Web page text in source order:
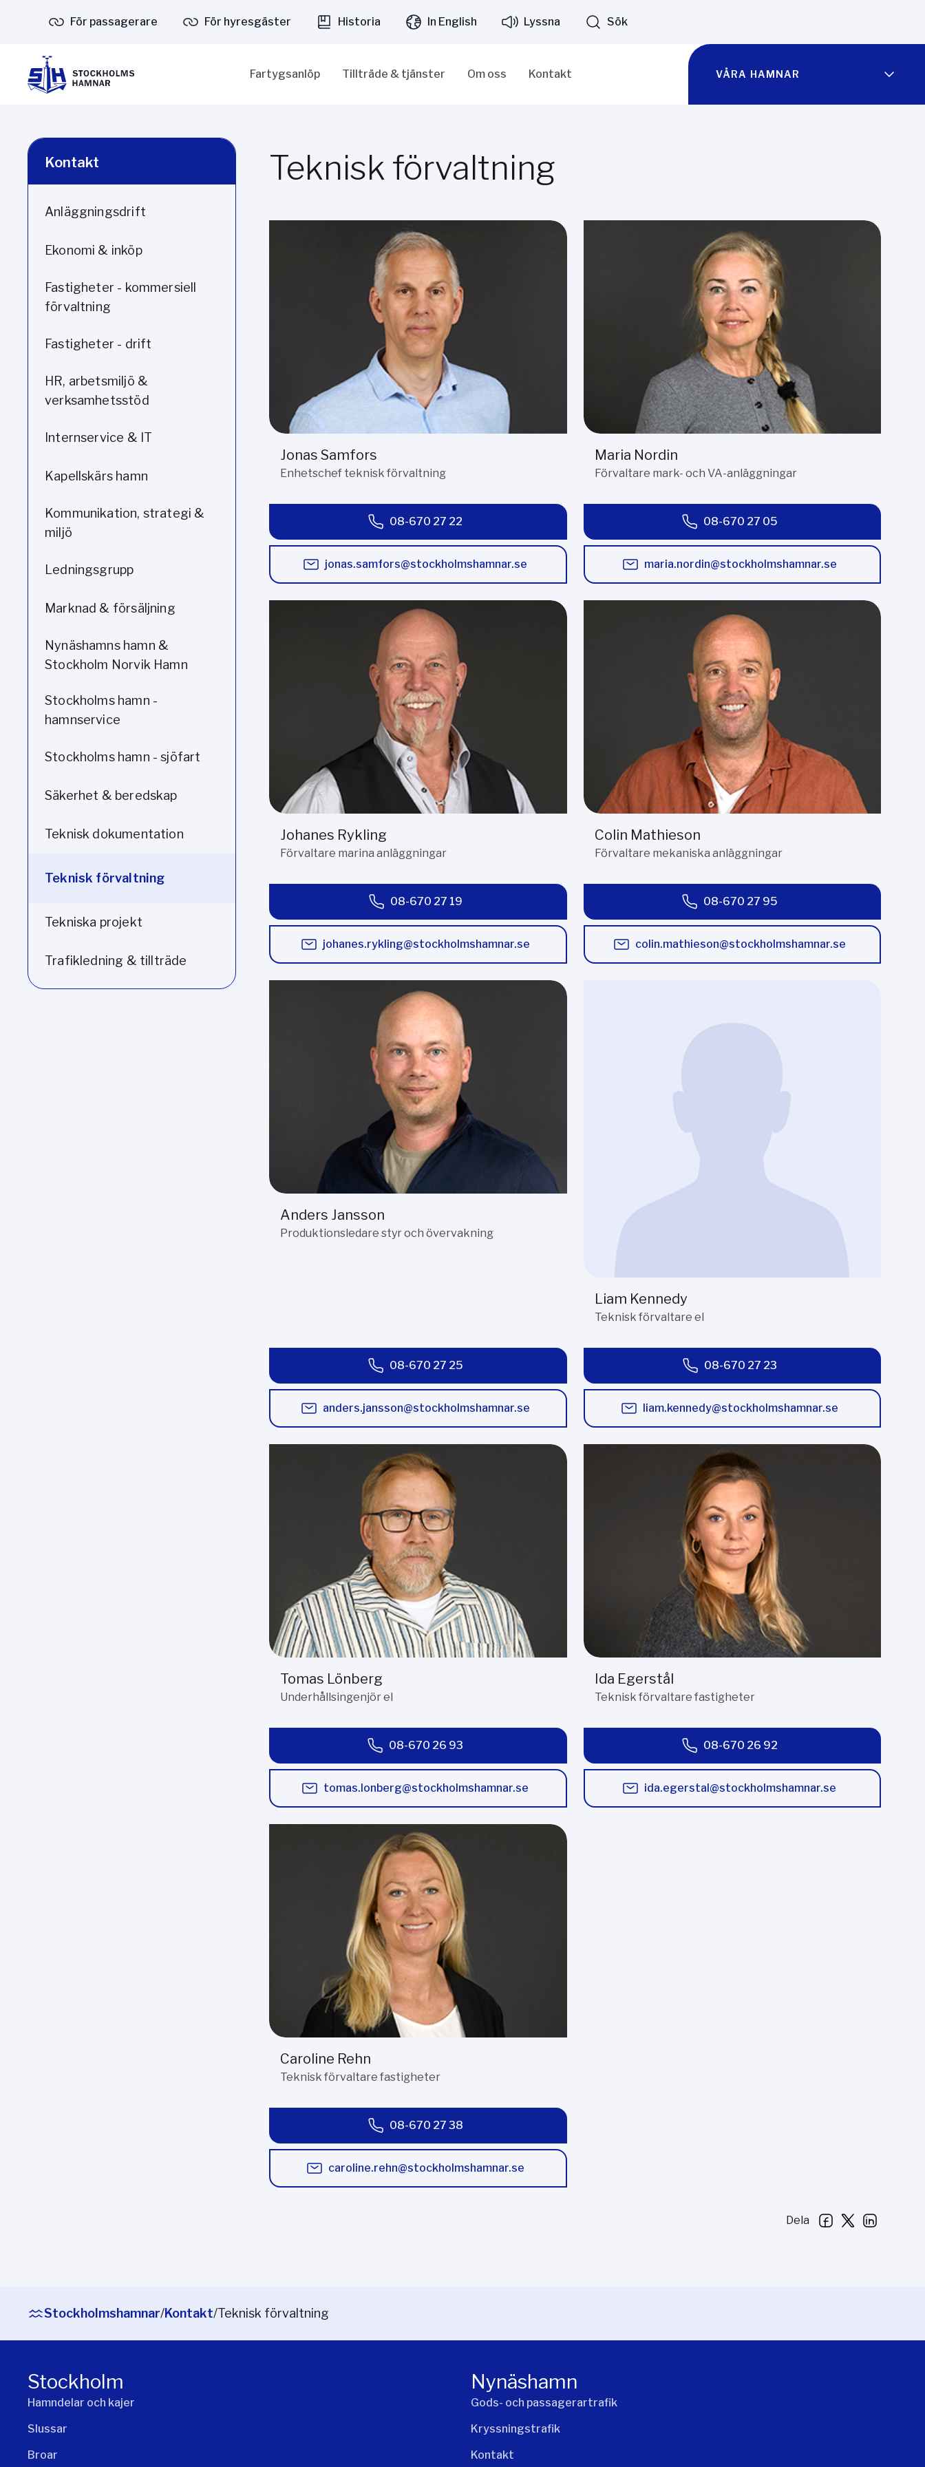
För passagerare För hyresgäster Historia In English Lyssna Sök
Fartygsanlöp Tillträde & tjänster Om oss Kontakt VÅRA HAMNAR
Kontakt
Anläggningsdrift
Ekonomi & inköp
Fastigheter - kommersiell
förvaltning
Fastigheter - drift
HR, arbetsmiljö &
verksamhetsstöd
Internservice & IT
Kapellskärs hamn
Kommunikation, strategi &
miljö
Ledningsgrupp
Marknad & försäljning
Nynäshamns hamn &
Stockholm Norvik Hamn
Stockholms hamn -
hamnservice
Stockholms hamn - sjöfart
Säkerhet & beredskap
Teknisk dokumentation
Teknisk förvaltning
Tekniska projekt
Trafikledning & tillträde
Teknisk förvaltning
Jonas Samfors
Enhetschef teknisk förvaltning
08-670 27 22
jonas.samfors@stockholmshamnar.se
Maria Nordin
Förvaltare mark- och VA-anläggningar
08-670 27 05
maria.nordin@stockholmshamnar.se
Johanes Rykling
Förvaltare marina anläggningar
08-670 27 19
johanes.rykling@stockholmshamnar.se
Colin Mathieson
Förvaltare mekaniska anläggningar
08-670 27 95
colin.mathieson@stockholmshamnar.se
Anders Jansson
Produktionsledare styr och övervakning
08-670 27 25
anders.jansson@stockholmshamnar.se
Liam Kennedy
Teknisk förvaltare el
08-670 27 23
liam.kennedy@stockholmshamnar.se
Tomas Lönberg
Underhållsingenjör el
08-670 26 93
tomas.lonberg@stockholmshamnar.se
Ida Egerstål
Teknisk förvaltare fastigheter
08-670 26 92
ida.egerstal@stockholmshamnar.se
Caroline Rehn
Teknisk förvaltare fastigheter
08-670 27 38
caroline.rehn@stockholmshamnar.se
Dela
Stockholmshamnar/Kontakt/Teknisk förvaltning
Stockholm
Hamndelar och kajer
Slussar
Broar
Nynäshamn
Gods- och passagerartrafik
Kryssningstrafik
Kontakt